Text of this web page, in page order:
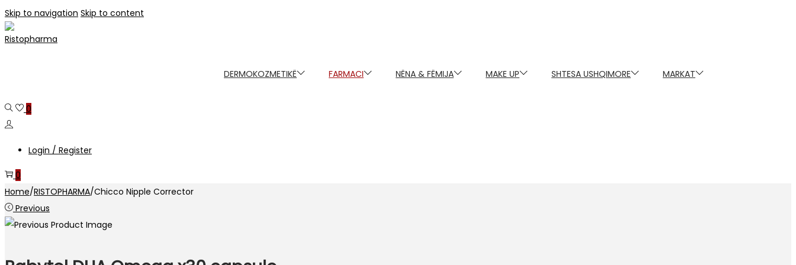
Skip to navigation Skip to content
DERMOKOZMETIKË FARMACI NËNA & FËMIJA MAKE UP SHTESA USHQIMORE MARKAT
0
Login / Register
0
Home/RISTOPHARMA/Chicco Nipple Corrector
Previous